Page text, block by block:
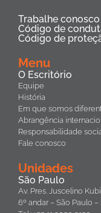
Trabalhe conosco
Código de
Código de
Menu
O Escritório
Equipe
História
Em que somos
Abrangência
Responsabilidade
Fale conosco
Unidades
São Paulo
Av. Pres. Juscelino
6º andar – São Paulo